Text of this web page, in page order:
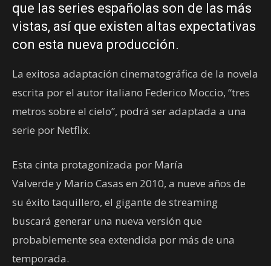
que las series españolas son de las más
vistas, así que existen altas expectativas
con esta nueva producción.
La exitosa adaptación cinematográfica de la novela
escrita por el autor italiano Federico Moccio, “tres
metros sobre el cielo”, podrá ser adaptada a una
serie por Netflix.
Esta cinta protagonizada por María
Valverde y Mario Casas en 2010, a nueve años de
su éxito taquillero, el gigante de streaming
buscará generar una nueva versión que
probablemente sea extendida por más de una
temporada.